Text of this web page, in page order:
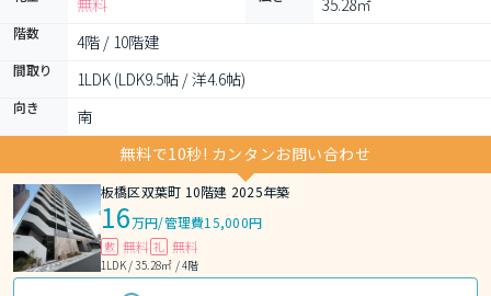
無料 35.28㎡
階数 4階 / 10階建
間取り 1LDK (LDK9.5帖 / 洋4.6帖)
向き
南
無料で10秒! カンタンお問い合わせ
板橋区双葉町 10階建 2025年築
16万円/管理費15,000円
敷 無料 礼 無料
1LDK / 35.28㎡ / 4階